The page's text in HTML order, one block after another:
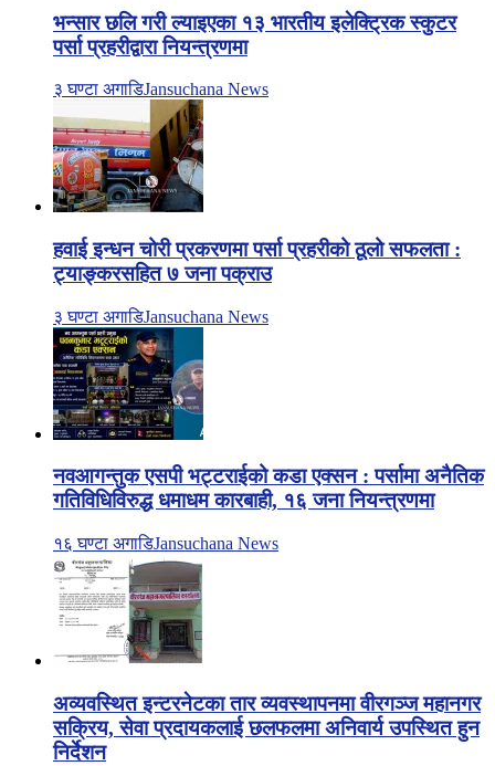
भन्सार छलि गरी ल्याइएका १३ भारतीय इलेक्ट्रिक स्कुटर
पर्सा प्रहरीद्वारा नियन्त्रणमा
३ घण्टा अगाडिJansuchana News
हवाई इन्धन चोरी प्रकरणमा पर्सा प्रहरीको ठूलो सफलता :
ट्याङ्करसहित ७ जना पक्राउ
३ घण्टा अगाडिJansuchana News
नवआगन्तुक एसपी भट्टराईको कडा एक्सन : पर्सामा अनैतिक
गतिविधिविरुद्ध धमाधम कारबाही, १६ जना नियन्त्रणमा
१६ घण्टा अगाडिJansuchana News
अव्यवस्थित इन्टरनेटका तार व्यवस्थापनमा वीरगञ्ज महानगर
सक्रिय, सेवा प्रदायकलाई छलफलमा अनिवार्य उपस्थित हुन
निर्देशन